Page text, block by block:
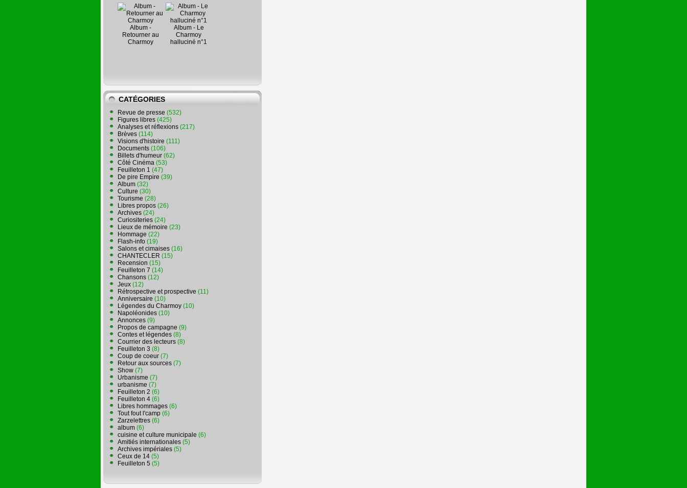
Album -
Retourner au
Charmoy
Album - Le
Charmoy
halluciné n°1
CATÉGORIES
Revue de presse (532)
Figures libres (425)
Analyses et réflexions (217)
Brèves (114)
Visions d'histoire (111)
Documents (106)
Billets d'humeur (62)
Côté Cinéma (53)
Feuilleton 1 (47)
De pire Empire (39)
Album (32)
Culture (30)
Tourisme (28)
Libres propos (26)
Archives (24)
Curiositeries (24)
Lieux de mémoire (23)
Hommage (22)
Flash-info (19)
Salons et cimaises (16)
CHANTECLER (15)
Recension (15)
Feuilleton 7 (14)
Chansons (12)
Jeux (12)
Rétrospective et prospective (11)
Anniversaire (10)
Légendes du Charmoy (10)
Napoléonides (10)
Annonces (9)
Propos de campagne (9)
Contes et légendes (8)
Courrier des lecteurs (8)
Feuilleton 3 (8)
Coup de coeur (7)
Retour aux sources (7)
Show (7)
Urbanisme (7)
urbanisme (7)
Feuilleton 2 (6)
Feuilleton 4 (6)
Libres hommages (6)
Tout fout l'camp (6)
Zarzelettres (6)
album (6)
cuisine et culture municipale (6)
Amitiés internationales (5)
Archives impériales (5)
Ceux de 14 (5)
Feuilleton 5 (5)